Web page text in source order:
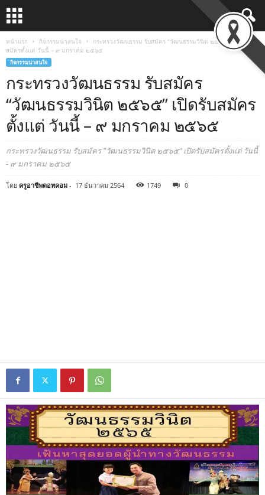
หน้าแรก กิจกรรมน่าสนใจ
กระทรวงวัฒนธรรม รับสมัคร “วัฒนธรรมวินิต ๒๕๖๕” เปิดรับ
สมัครตั้งแต่ วันนี้ – ๙ มกราคม ๒๕๖๕
กิจกรรมน่าสนใจ
กระทรวงวัฒนธรรม รับสมัคร
“วัฒนธรรมวินิต ๒๕๖๕” เปิดรับสมัคร
ตั้งแต่ วันนี้ – ๙ มกราคม ๒๕๖๕
กระทรวงวัฒนธรรม รับสมัคร "วัฒนธรรมวินิต ๒๕๖๕" เปิดรับสมัครตั้งแต่ วันนี้
- ๙ มกราคม ๒๕๖๕
โดย ครูอาชีพดอทคอม - 17 ธันวาคม 2564 1749 0